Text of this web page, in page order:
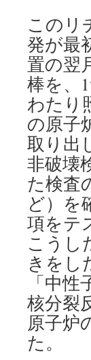
このリ
発が最
置の翌
棒を、
わたり
の原子
取り出
非破壊
た検査
ど）を
項をテ
こうし
きをし
「中
核分裂
原子炉
た。